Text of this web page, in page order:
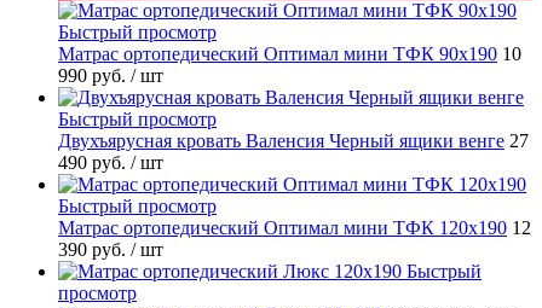
Быстрый просмотр
Матрас ортопедический Оптимал мини ТФК 90х190 10
990 руб. / шт
Быстрый просмотр
Двухъярусная кровать Валенсия Черный ящики венге 27
490 руб. / шт
Быстрый просмотр
Матрас ортопедический Оптимал мини ТФК 120х190 12
390 руб. / шт
Быстрый
просмотр